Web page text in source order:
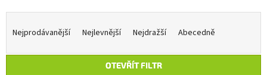
e
Nejprodávanější Nejlevnější Nejdražší Abecedně
OTEVŘÍT FILTR